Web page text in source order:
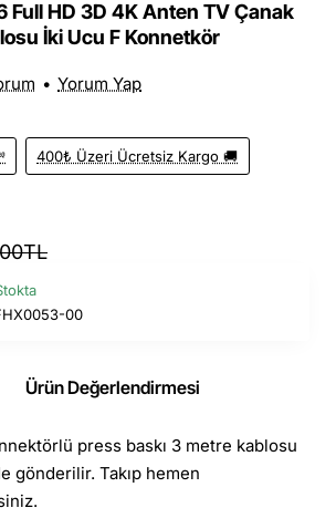
Full HD 3D 4K Anten TV Çanak
İki Ucu F Konnetkör
400₺ Üzeri Ücretsiz Kargo 🚚
• Yorum Yap
00
Ürün Değerlendirmesi
press baskı 3 metre kablosu
gönderilir. Takıp hemen